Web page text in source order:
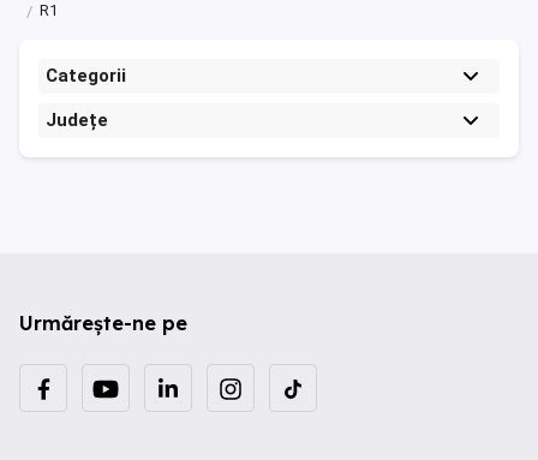
R1
Categorii
Județe
Urmărește-ne pe